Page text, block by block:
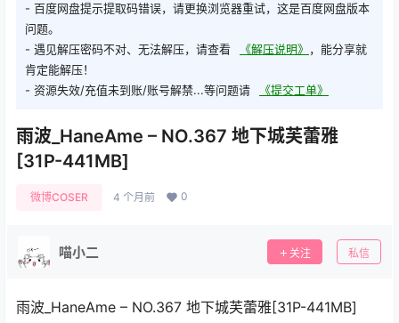
- 百度网盘提示提取码错误，请更换浏览器重试，这是百度网盘版本
问题。
- 遇见解压密码不对、无法解压，请查看
《解压说明》 ，能分享就
肯定能解压！
- 资源失效/充值未到账/账号解禁...等问题请
《提交工单》
雨波_HaneAme – NO.367 地下城芙蕾雅
[31P-441MB]
微博COSER 4 个月前 0
喵小二 关注 私信
雨波_HaneAme – NO.367 地下城芙蕾雅[31P-441MB]